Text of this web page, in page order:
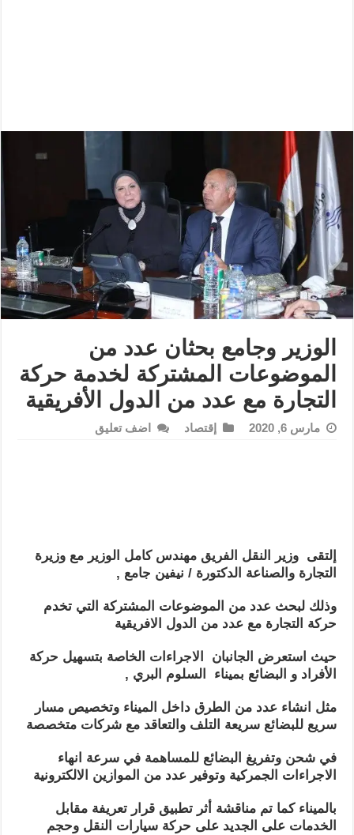
الوزير وجامع بحثان عدد من
الموضوعات المشتركة لخدمة حركة
التجارة مع عدد من الدول الأفريقية
مارس 6, 2020 إقتصاد اضف تعليق
إلتقى وزير النقل الفريق مهندس كامل الوزير مع وزيرة
التجارة والصناعة الدكتورة / نيفين جامع ,
وذلك لبحث عدد من الموضوعات المشتركة التي تخدم
حركة التجارة مع عدد من الدول الافريقية
حيث استعرض الجانبان الاجراءات الخاصة بتسهيل حركة
الأفراد و البضائع بميناء
السلوم البري ,
مثل انشاء عدد من الطرق داخل الميناء وتخصيص مسار
سريع للبضائع سريعة التلف والتعاقد مع شركات متخصصة
في شحن وتفريغ البضائع للمساهمة في سرعة انهاء
الاجراءات الجمركية وتوفير عدد من الموازين الالكترونية
بالميناء كما تم مناقشة أثر تطبيق قرار تعريفة مقابل
الخدمات على الجديد على حركة سيارات النقل وحجم